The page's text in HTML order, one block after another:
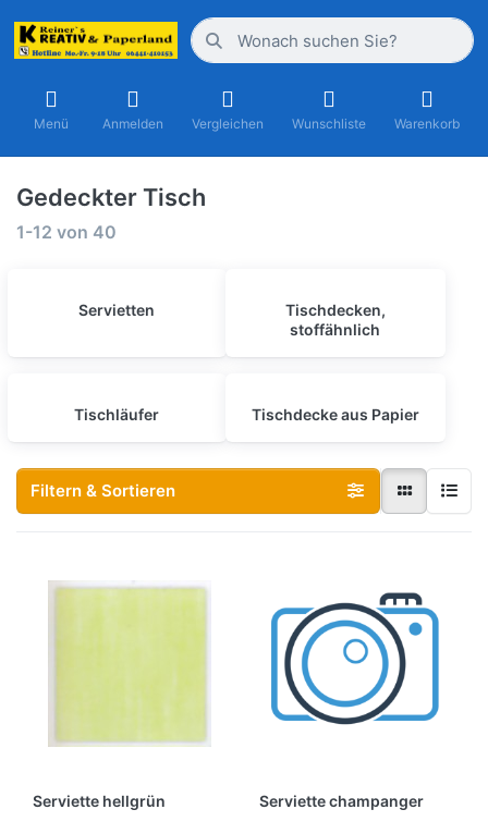
Menü Anmelden Vergleichen Wunschliste Warenkorb
Gedeckter Tisch
1-12 von 40
Servietten
Tischdecken,
stoffähnlich
Tischläufer Tischdecke aus Papier
Filtern & Sortieren
Serviette hellgrün Serviette champanger